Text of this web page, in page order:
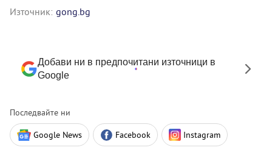
Източник: gong.bg
Добави ни в предпочитани източници в
Google
Последвайте ни
Google News Facebook Instagram